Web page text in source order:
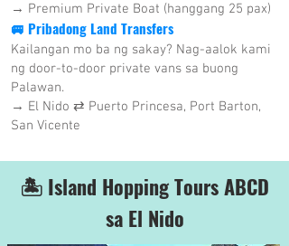
→ Premium Private Boat (hanggang 25 pax)
🚐 Pribadong Land Transfers
Kailangan mo ba ng sakay? Nag-aalok kami
ng door-to-door private vans sa buong
Palawan.
→ El Nido ⇄ Puerto Princesa, Port Barton,
San Vicente
🏝️ Island Hopping Tours ABCD
sa El Nido